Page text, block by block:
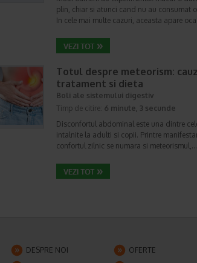
plin, chiar si atunci cand nu au consumat
In cele mai multe cazuri, aceasta apare
Totul despre meteorism:
tratament si dieta
Boli ale sistemului digestiv
Timp de citire: 6 minute, 3 secunde
Disconfortul abdominal este una dintre
intalnite la adulti si copii. Printre
confortul zilnic se numara si meteorismul,…
DESPRE NOI OFERTE